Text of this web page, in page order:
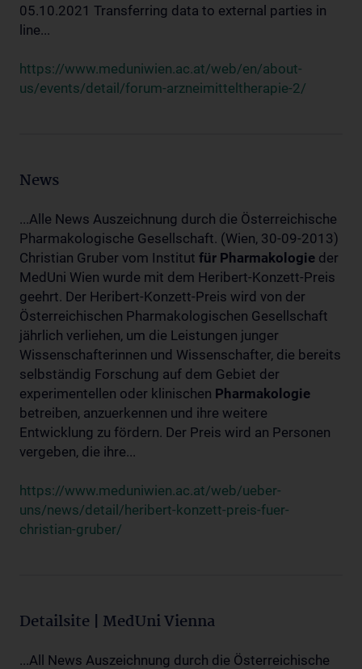
05.10.2021 Transferring data to external parties in
line...
https://www.meduniwien.ac.at/web/en/about-
us/events/detail/forum-arzneimitteltherapie-2/
News
...Alle News Auszeichnung durch die Österreichische
Pharmakologische Gesellschaft. (Wien, 30-09-2013)
Christian Gruber vom Institut für Pharmakologie der
MedUni Wien wurde mit dem Heribert-Konzett-Preis
geehrt. Der Heribert-Konzett-Preis wird von der
Österreichischen Pharmakologischen Gesellschaft
jährlich verliehen, um die Leistungen junger
Wissenschafterinnen und Wissenschafter, die bereits
selbständig Forschung auf dem Gebiet der
experimentellen oder klinischen Pharmakologie
betreiben, anzuerkennen und ihre weitere
Entwicklung zu fördern. Der Preis wird an Personen
vergeben, die ihre...
https://www.meduniwien.ac.at/web/ueber-
uns/news/detail/heribert-konzett-preis-fuer-
christian-gruber/
Detailsite | MedUni Vienna
...All News Auszeichnung durch die Österreichische